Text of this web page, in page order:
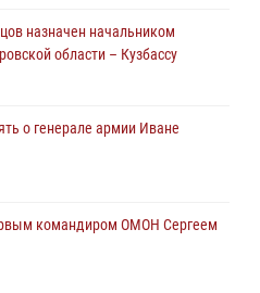
назначен начальником
области – Кузбассу
о генерале армии Иване
командиром ОМОН Сергеем